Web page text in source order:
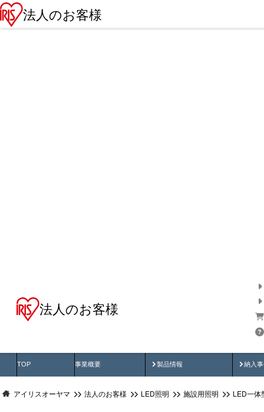
法人のお客様
法人のお客様
TOP 事業概要 製品情報
製品動画 納入
納
アイリスオーヤマ 法人のお客様 LED照明 施設用照明 LED一体